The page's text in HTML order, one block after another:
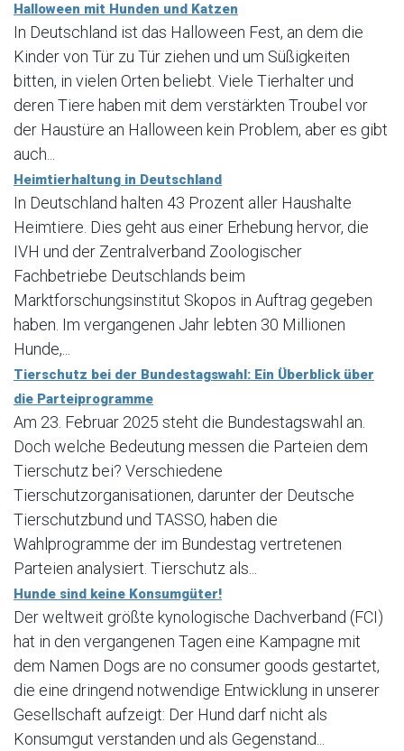
Halloween mit Hunden und Katzen
In Deutschland ist das Halloween Fest, an dem die
Kinder von Tür zu Tür ziehen und um Süßigkeiten
bitten, in vielen Orten beliebt. Viele Tierhalter und
deren Tiere haben mit dem verstärkten Troubel vor
der Haustüre an Halloween kein Problem, aber es gibt
auch...
Heimtierhaltung in Deutschland
In Deutschland halten 43 Prozent aller Haushalte
Heimtiere. Dies geht aus einer Erhebung hervor, die
IVH und der Zentralverband Zoologischer
Fachbetriebe Deutschlands beim
Marktforschungsinstitut Skopos in Auftrag gegeben
haben. Im vergangenen Jahr lebten 30 Millionen
Hunde,...
Tierschutz bei der Bundestagswahl: Ein Überblick über
die Parteiprogramme
Am 23. Februar 2025 steht die Bundestagswahl an.
Doch welche Bedeutung messen die Parteien dem
Tierschutz bei? Verschiedene
Tierschutzorganisationen, darunter der Deutsche
Tierschutzbund und TASSO, haben die
Wahlprogramme der im Bundestag vertretenen
Parteien analysiert. Tierschutz als...
Hunde sind keine Konsumgüter!
Der weltweit größte kynologische Dachverband (FCI)
hat in den vergangenen Tagen eine Kampagne mit
dem Namen Dogs are no consumer goods gestartet,
die eine dringend notwendige Entwicklung in unserer
Gesellschaft aufzeigt: Der Hund darf nicht als
Konsumgut verstanden und als Gegenstand...